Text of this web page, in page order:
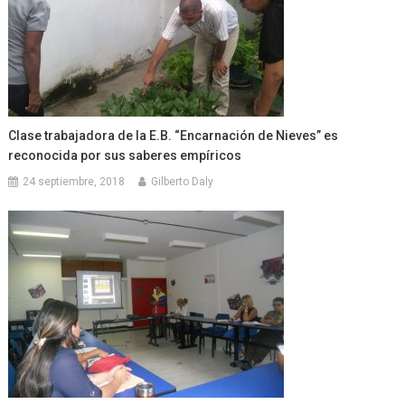
Clase trabajadora de la E.B. “Encarnación de Nieves” es
reconocida por sus saberes empíricos
24 septiembre, 2018 Gilberto Daly